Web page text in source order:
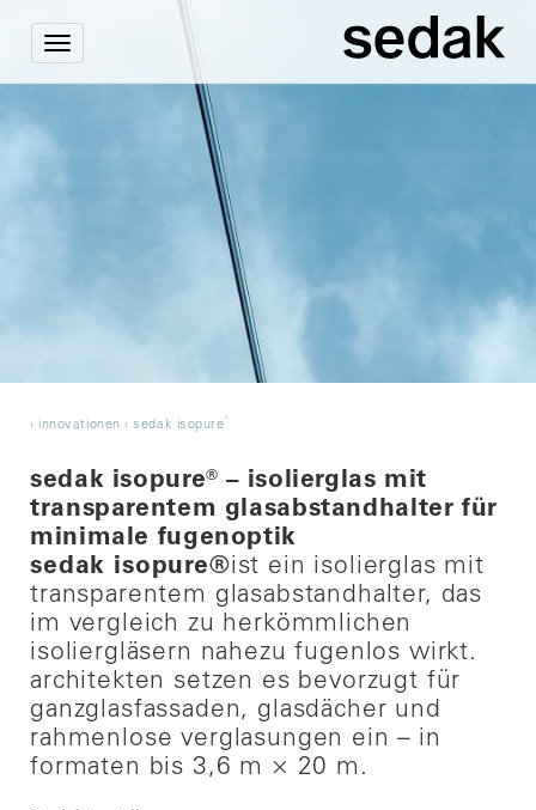
Toggle
› innovationen › sedak isopure®
sedak isopure® – isolierglas mit
transparentem glasabstandhalter für
minimale fugenoptik
sedak isopure®ist ein isolierglas mit
transparentem glasabstandhalter, das
im vergleich zu herkömmlichen
isoliergläsern nahezu fugenlos wirkt.
architekten setzen es bevorzugt für
ganzglasfassaden, glasdächer und
rahmenlose verglasungen ein – in
formaten bis 3,6 m × 20 m.